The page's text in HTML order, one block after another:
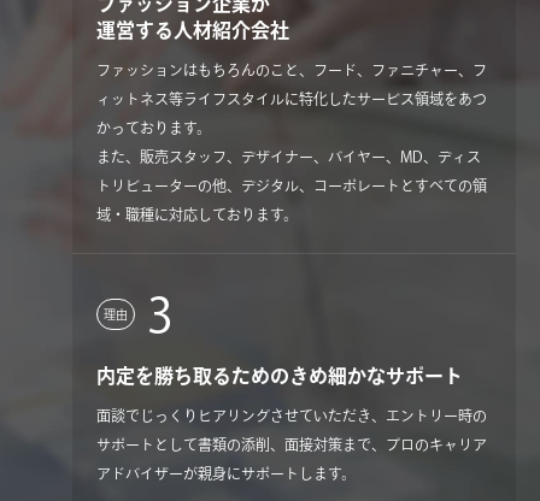
ファッション企業が
運営する人材紹介会社
ファッションはもちろんのこと、フード、ファニチャー、フ
ィットネス等ライフスタイルに特化したサービス領域をあつ
かっております。
また、販売スタッフ、デザイナー、バイヤー、MD、ディス
トリビューターの他、デジタル、コーポレートとすべての領
域・職種に対応しております。
理由 3
内定を勝ち取るためのきめ細かなサポート
面談でじっくりヒアリングさせていただき、エントリー時の
サポートとして書類の添削、面接対策まで、プロのキャリア
アドバイザーが親身にサポートします。